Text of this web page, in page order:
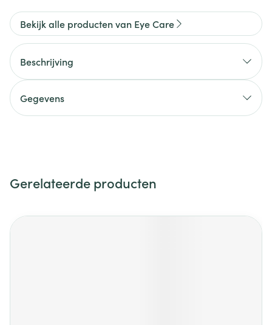
Bekijk alle producten van Eye Care
Beschrijving
Gegevens
Gerelateerde producten